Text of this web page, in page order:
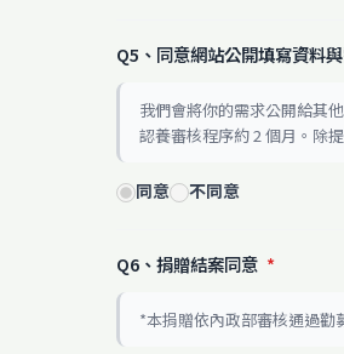
Q5、同意網站公開填寫資料
我們會將你的需求公開給其
認養審核程序約 2 個月。除
同意 不同意
Q6、捐贈結案同意 *
*本捐贈依內政部審核通過勸